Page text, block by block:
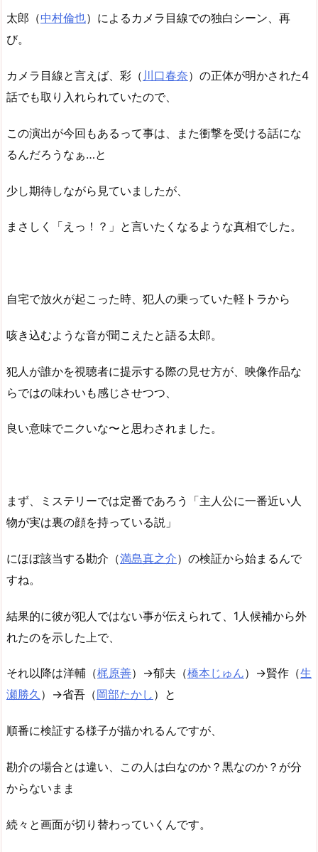
太郎（中村倫也）によるカメラ目線での独白シーン、再
び。
カメラ目線と言えば、彩（ 川口春奈）の正体が明かされた4
話でも取り入れられていたので、
この演出が今回もあるって事は、また衝撃を受ける話にな
るんだろうなぁ…と
少し期待しながら見ていましたが、
まさしく「えっ！？」と言いたくなるような真相でした。
自宅で放火が起こった時、犯人の乗っていた軽トラから
咳き込むような音が聞こえたと語る太郎。
犯人が誰かを視聴者に提示する際の見せ方が、映像作品な
らではの味わいも感じさせつつ、
良い意味でニクいな〜と思わされました。
まず、ミステリーでは定番であろう「主人公に一番近い人
物が実は裏の顔を持っている説」
にほぼ該当する勘介（満島真之介）の検証から始まるんで
すね。
結果的に彼が犯人ではない事が伝えられて、1人候補から外
れたのを示した上で、
それ以降は洋輔（梶原善）→郁夫（橋本じゅん）→賢作（生
瀬勝久 ）→省吾（岡部たかし ）と
順番に検証する様子が描かれるんですが、
勘介の場合とは違い、この人は白なのか？黒なのか？が分
からないまま
続々と画面が切り替わっていくんです。